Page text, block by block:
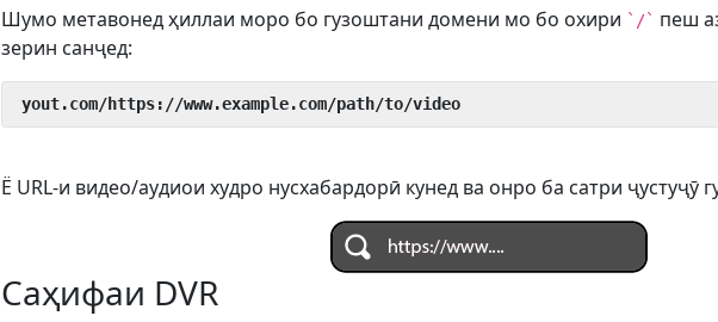
Шумо метавонед ҳиллаи моро бо гузоштани домени мо бо охири `/` пеш
зерин санҷед:
yout.com/https://www.example.com/path/to/video
Ё URL-и видео/аудиои худро нусхабардорӣ кунед ва онро ба сатри ҷустуҷӯ
Саҳифаи DVR